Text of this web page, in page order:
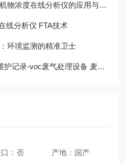
浓度在线分析仪的应用与价值
线分析仪 FTA技术
环境监测的精准卫士
录-voc废气处理设备 麦越环境
：否 产地：国产